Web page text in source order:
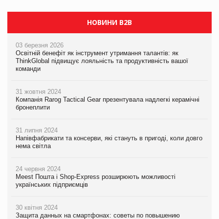
НОВИНИ B2B
03 березня 2026
Освітній бенефіт як інструмент утримання талантів: як
ThinkGlobal підвищує лояльність та продуктивність вашої
команди
31 жовтня 2024
Компанія Rarog Tactical Gear презентувала надлегкі керамічні
бронеплити
31 липня 2024
Напівфабрикати та консерви, які стануть в пригоді, коли довго
нема світла
24 червня 2024
Meest Пошта і Shop-Express розширюють можливості
українських підприємців
30 квітня 2024
Защита данных на смартфонах: советы по повышению